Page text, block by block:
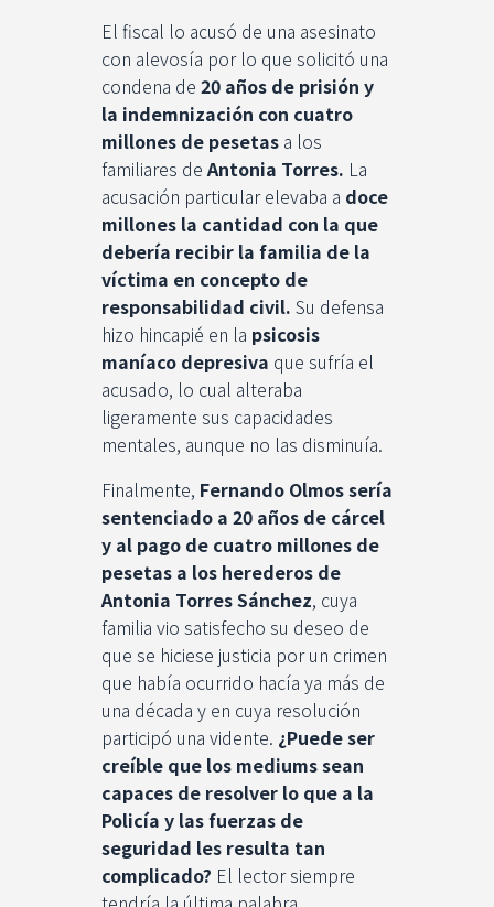
El fiscal lo acusó de una asesinato
con alevosía por lo que solicitó una
condena de 20 años de prisión y
la indemnización con cuatro
millones de pesetasa los
familiares deAntonia Torres. La
acusación particular elevaba a doce
millones la cantidad con la que
debería recibir la familia de la
víctima en concepto de
responsabilidad civil. Su defensa
hizo hincapié en la psicosis
maníaco depresiva que sufría el
acusado, lo cual alteraba
ligeramente sus capacidades
mentales, aunque no las disminuía.
Finalmente, Fernando Olmos sería
sentenciado a 20 años de cárcel
y al pago de cuatro millones de
pesetas a los herederos de
Antonia Torres Sánchez, cuya
familia vio satisfecho su deseo de
que se hiciese justicia por un crimen
que había ocurrido hacía ya más de
una década y en cuya resolución
participó una vidente. ¿Puede ser
creíble que los mediums sean
capaces de resolver lo que a la
Policía y las fuerzas de
seguridad les resulta tan
complicado? El lector siempre